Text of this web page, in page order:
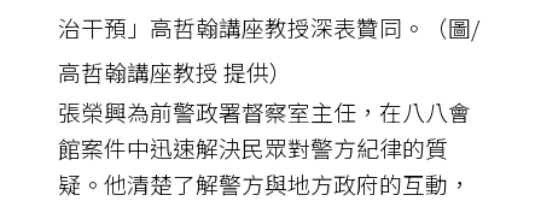
治干預」高哲翰講座教授深表贊同。（圖/
高哲翰講座教授 提供）
張榮興為前警政署督察室主任，在八八會
館案件中迅速解決民眾對警方紀律的質
疑。他清楚了解警方與地方政府的互動，